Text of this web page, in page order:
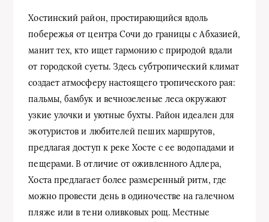
Хостинский район, простирающийся вдоль
побережья от центра Сочи до границы с Абхазией,
манит тех, кто ищет гармонию с природой вдали
от городской суеты. Здесь субтропический климат
создает атмосферу настоящего тропического рая:
пальмы, бамбук и вечнозеленые леса окружают
узкие улочки и уютные бухты. Район идеален для
экотуристов и любителей пеших маршрутов,
предлагая доступ к реке Хосте с ее водопадами и
пещерами. В отличие от оживленного Адлера,
Хоста предлагает более размеренный ритм, где
можно провести день в одиночестве на галечном
пляже или в тени оливковых рощ. Местные